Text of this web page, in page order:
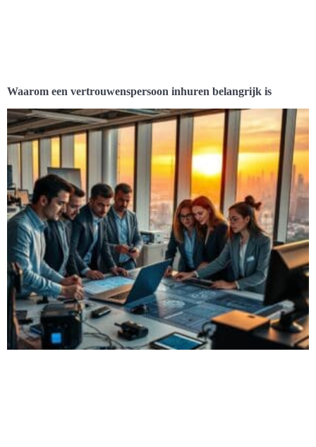
Waarom een vertrouwenspersoon inhuren belangrijk is